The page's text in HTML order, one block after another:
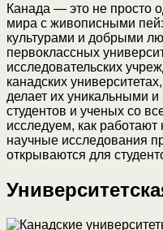
Канада — это не просто
мира с живописными
культурами и добрыми
первоклассных
исследовательских
канадских
делает их уникальными
студентов и ученых со
исследуем, как работают
научные исследования
открываются для